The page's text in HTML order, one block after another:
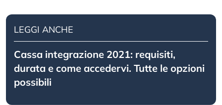
LEGGI ANCHE
Cassa integrazione 2021: requisiti,
durata e come accedervi. Tutte le opzioni
possibili